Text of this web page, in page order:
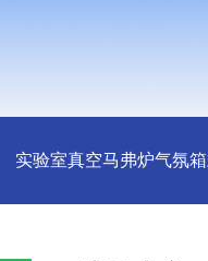
实验室真空马弗炉气氛